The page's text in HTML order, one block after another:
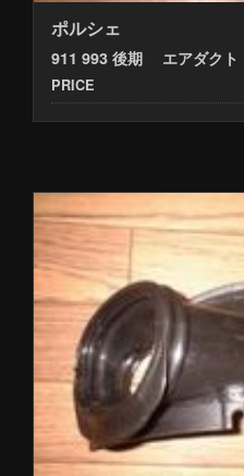
ポルシェ
911 993 後期 エアダクト
PRICE